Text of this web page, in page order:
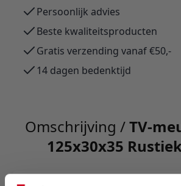
Persoonlijk advies
Beste kwaliteitsproducten
Gratis verzending vanaf €50,-
14 dagen bedenktijd
Omschrijving /TV-
125x30x35